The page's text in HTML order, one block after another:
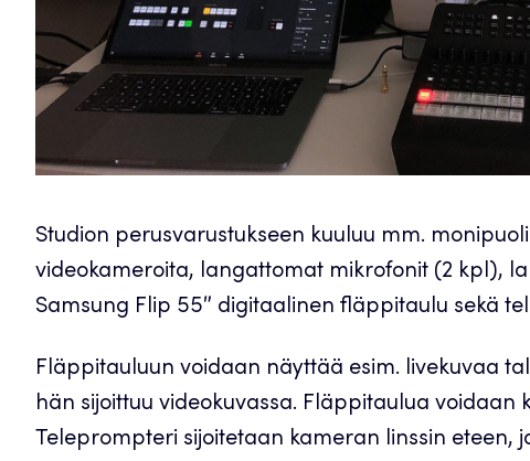
Studion perusvarustukseen kuuluu mm.
videokameroita, langattomat mikrofonit (2 kpl),
Samsung Flip 55″ digitaalinen fläppitaulu sekä
Fläppitauluun voidaan näyttää esim. livekuvaa
hän sijoittuu videokuvassa. Fläppitaulua voidaan
Teleprompteri sijoitetaan kameran linssin eteen,